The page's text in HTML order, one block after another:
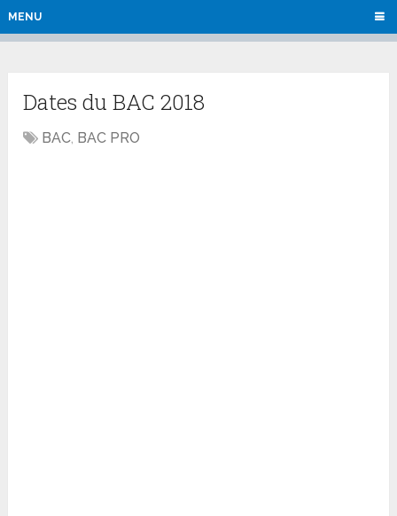
MENU
Dates du BAC 2018
BAC, BAC PRO